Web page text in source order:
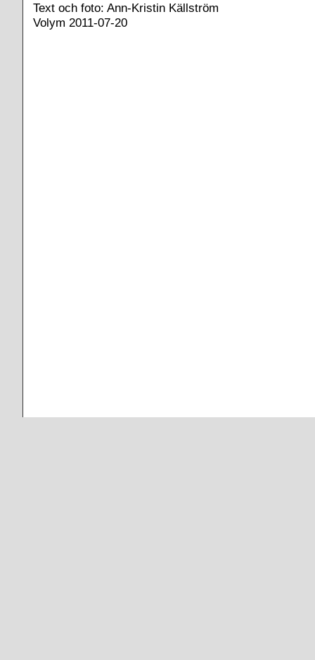
Text och foto: Ann-Kristin Källström
Volym 2011-07-20